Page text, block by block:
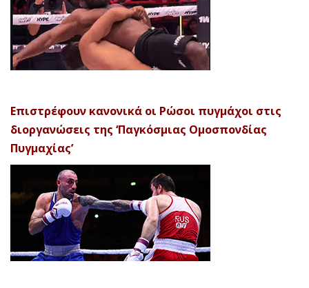
Επιστρέφουν κανονικά οι Ρώσοι πυγμάχοι στις
διοργανώσεις της ‘Παγκόσμιας Ομοσπονδίας
Πυγμαχίας’